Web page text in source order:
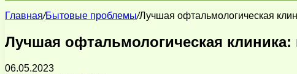
Главная/Бытовые проблемы/Лучшая офтальмологическая
Лучшая офтальмологическая
06.05.2023